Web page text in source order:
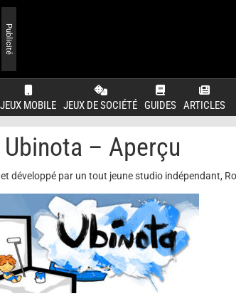
JEUX MOBILE JEUX DE SOCIÉTÉ GUIDES ARTICLES
Publicité
Ubinota – Aperçu
développé par un tout jeune studio indépendant,